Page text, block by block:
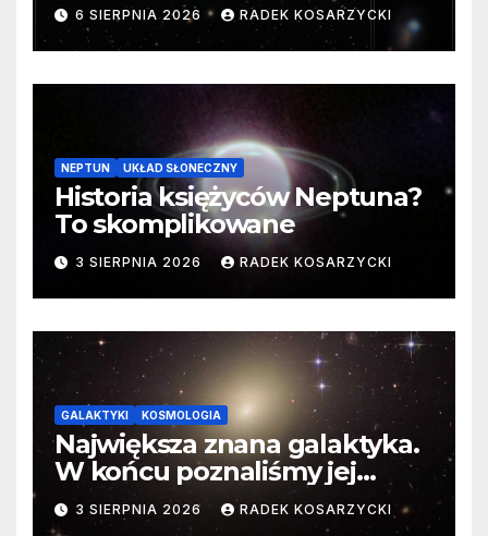
cenne dane
6 SIERPNIA 2026 RADEK KOSARZYCKI
NEPTUN UKŁAD SŁONECZNY
Historia księżyców Neptuna?
To skomplikowane
3 SIERPNIA 2026 RADEK KOSARZYCKI
GALAKTYKI KOSMOLOGIA
Największa znana galaktyka.
W końcu poznaliśmy jej
faktyczne wymiary
3 SIERPNIA 2026 RADEK KOSARZYCKI